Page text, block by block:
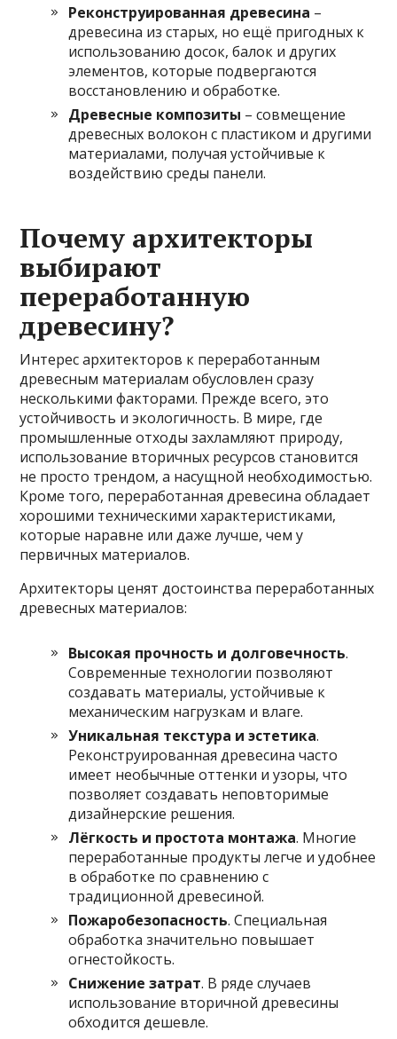
Реконструированная древесина –
древесина из старых, но ещё пригодных к
использованию досок, балок и других
элементов, которые подвергаются
восстановлению и обработке.
Древесные композиты – совмещение
древесных волокон с пластиком и другими
материалами, получая устойчивые к
воздействию среды панели.
Почему архитекторы
выбирают
переработанную
древесину?
Интерес архитекторов к переработанным
древесным материалам обусловлен сразу
несколькими факторами. Прежде всего, это
устойчивость и экологичность. В мире, где
промышленные отходы захламляют природу,
использование вторичных ресурсов становится
не просто трендом, а насущной необходимостью.
Кроме того, переработанная древесина обладает
хорошими техническими характеристиками,
которые наравне или даже лучше, чем у
первичных материалов.
Архитекторы ценят достоинства переработанных
древесных материалов:
Высокая прочность и долговечность.
Современные технологии позволяют
создавать материалы, устойчивые к
механическим нагрузкам и влаге.
Уникальная текстура и эстетика.
Реконструированная древесина часто
имеет необычные оттенки и узоры, что
позволяет создавать неповторимые
дизайнерские решения.
Лёгкость и простота монтажа. Многие
переработанные продукты легче и удобнее
в обработке по сравнению с
традиционной древесиной.
Пожаробезопасность. Специальная
обработка значительно повышает
огнестойкость.
Снижение затрат. В ряде случаев
использование вторичной древесины
обходится дешевле.